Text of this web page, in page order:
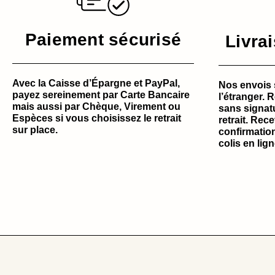
Paiement sécurisé
Avec la Caisse d’Épargne et PayPal,
payez sereinement par Carte Bancaire
mais aussi par Chèque, Virement ou
Espèces si vous choisissez le retrait
sur place.
Nos envois
l’étranger.
sans
retrait.
colis en